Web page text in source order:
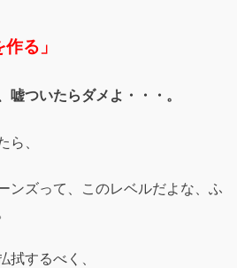
る」
嘘ついたらダメよ・・・。
ら、
ンズって、このレベルだよな、ふ
拭するべく、